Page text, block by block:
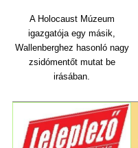
A Holocaust Múzeum
igazgatója egy másik,
Wallenberghez hasonló nagy
zsidómentőt mutat be
irásában.